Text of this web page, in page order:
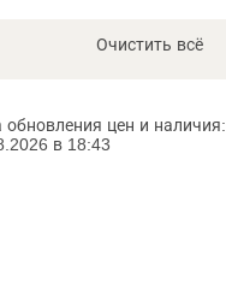
Очистить всё
обновления цен и наличия:
в 18:43